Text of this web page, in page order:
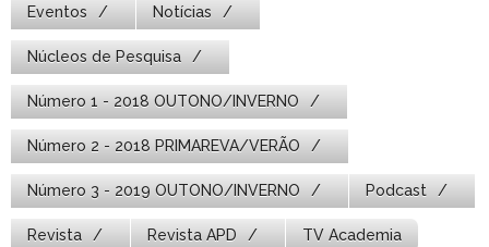
Eventos Notícias
Núcleos de Pesquisa
Número 1 - 2018 OUTONO/INVERNO
Número 2 - 2018 PRIMAREVA/VERÃO
Número 3 - 2019 OUTONO/INVERNO Podcast
Revista Revista APD TV Academia